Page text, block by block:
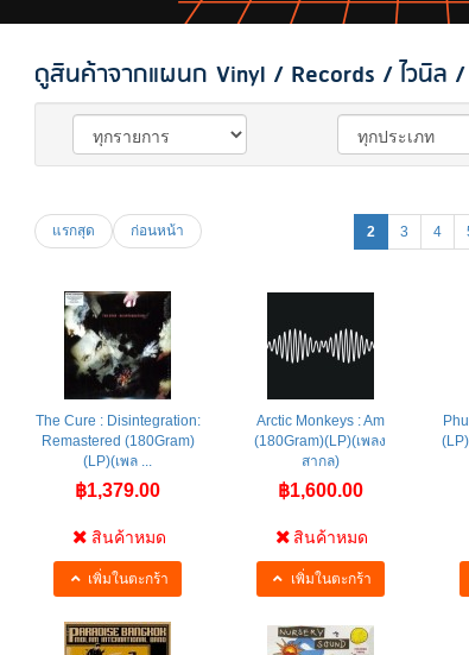
ดูสินค้าจากแผนก Vinyl / Records / ไวนิล
แรกสุด ก่อนหน้า 2 3 4
The Cure : Disintegration:
Remastered (180Gram)
(LP)(เพล ...
฿1,379.00
สินค้าหมด
เพิ่มในตะกร้า
Arctic Monkeys : Am
(180Gram)(LP)(เพลง
สากล)
฿1,600.00
สินค้าหมด
เพิ่มในตะกร้า